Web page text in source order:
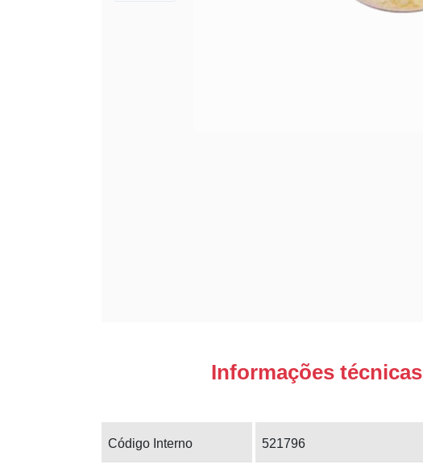
Informações técnicas
Código Interno 521796